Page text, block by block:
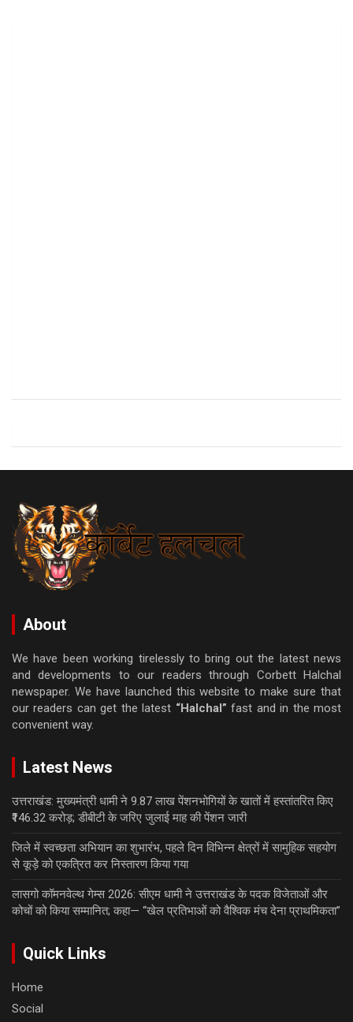
About
We have been working tirelessly to bring out the latest news
and developments to our readers through Corbett Halchal
newspaper. We have launched this website to make sure that
our readers can get the latest “Halchal” fast and in the most
convenient way.
Latest News
उत्तराखंड: मुख्यमंत्री धामी ने 9.87 लाख पेंशनभोगियों के खातों में हस्तांतरित किए
₹146.32 करोड़; डीबीटी के जरिए जुलाई माह की पेंशन जारी
जिले में स्वच्छता अभियान का शुभारंभ, पहले दिन विभिन्न क्षेत्रों में सामुहिक सहयोग
से कूड़े को एकत्रित कर निस्तारण किया गया
लासगो कॉमनवेल्थ गेम्स 2026: सीएम धामी ने उत्तराखंड के पदक विजेताओं और
कोचों को किया सम्मानित; कहा— “खेल प्रतिभाओं को वैश्विक मंच देना प्राथमिकता”
Quick Links
Home
Social